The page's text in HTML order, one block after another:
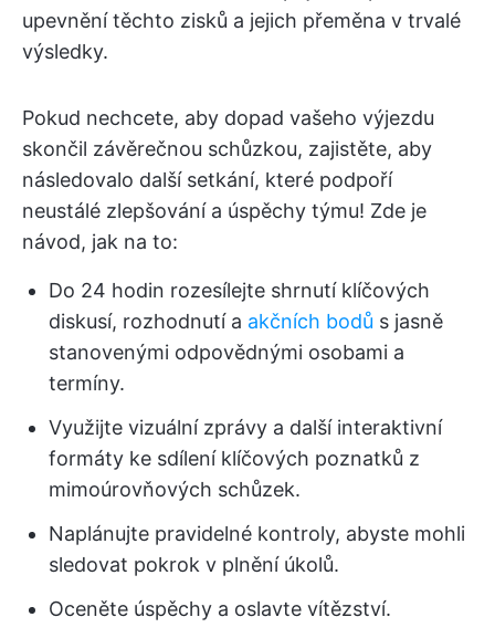
upevnění těchto zisků a jejich přeměna v trvalé
výsledky.
Pokud nechcete, aby dopad vašeho výjezdu
skončil závěrečnou schůzkou, zajistěte, aby
následovalo další setkání, které podpoří
neustálé zlepšování a úspěchy týmu! Zde je
návod, jak na to:
Do 24 hodin rozesílejte shrnutí klíčových
diskusí, rozhodnutí a akčních bodů s jasně
stanovenými odpovědnými osobami a
termíny.
Využijte vizuální zprávy a další interaktivní
formáty ke sdílení klíčových poznatků z
mimoúrovňových schůzek.
Naplánujte pravidelné kontroly, abyste mohli
sledovat pokrok v plnění úkolů.
Oceněte úspěchy a oslavte vítězství.